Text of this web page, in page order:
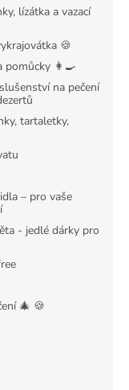
lízátka a vazací
🍪
pomůcky 👩‍🍳
na pečení
tartaletky,
– pro vaše
- jedlé dárky pro
🎄 🍪